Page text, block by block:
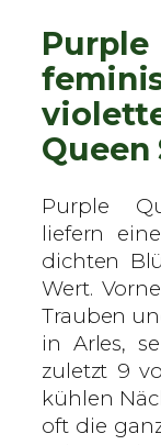
e
n
S
e
e
s
–
f
e
m
i
n
i
s
Queen
Purple
liefern
dichten
Wert.
Trauben
in Arles,
zuletzt 9
kühlen
oft die